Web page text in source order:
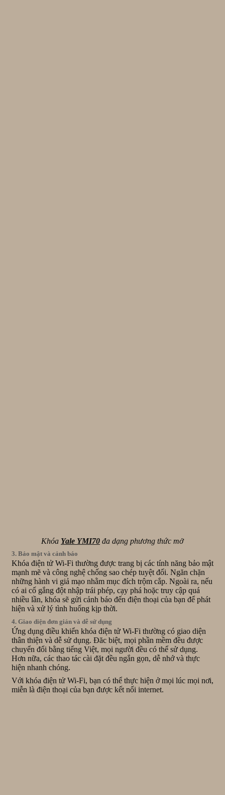
Khóa Yale YMI70 đa dạng phương thức mở
3. Bảo mật và cảnh báo
Khóa điện tử Wi-Fi thường được trang bị các tính năng bảo mật
mạnh mẽ và công nghệ chống sao chép tuyệt đối. Ngăn chặn
những hành vi giả mạo nhằm mục đích trộm cắp. Ngoài ra, nếu
có ai cố gắng đột nhập trái phép, cạy phá hoặc truy cập quá
nhiều lần, khóa sẽ gửi cảnh báo đến điện thoại của bạn để phát
hiện và xử lý tình huống kịp thời.
4. Giao diện đơn giản và dễ sử dụng
Ứng dụng điều khiển khóa điện tử Wi-Fi thường có giao diện
thân thiện và dễ sử dụng. Đăc biệt, mọi phần mềm đều được
chuyển đổi bằng tiếng Việt, mọi người đều có thể sử dụng.
Hơn nữa, các thao tác cài đặt đều ngắn gọn, dễ nhớ và thực
hiện nhanh chóng.
Với khóa điện tử Wi-Fi, bạn có thể thực hiện ở mọi lúc mọi nơi,
miễn là điện thoại của bạn được kết nối internet.